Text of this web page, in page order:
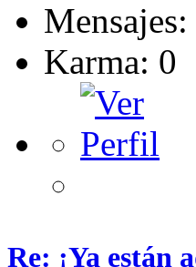
Mensajes:
Karma: 0
Re: ¡Ya están